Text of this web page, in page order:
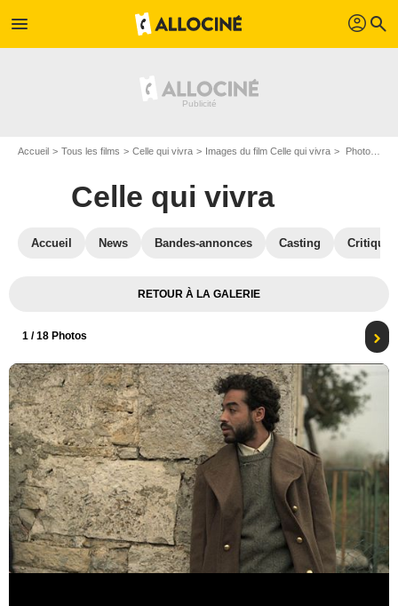
menu profil search
Accueil Tous les films Celle qui vivra Images du film Celle qui vivra Photo du film Celle qui vivra - Photo 1
Celle qui vivra
Accueil News Bandes-annonces Casting
RETOUR À LA GALERIE
1 / 18 Photos